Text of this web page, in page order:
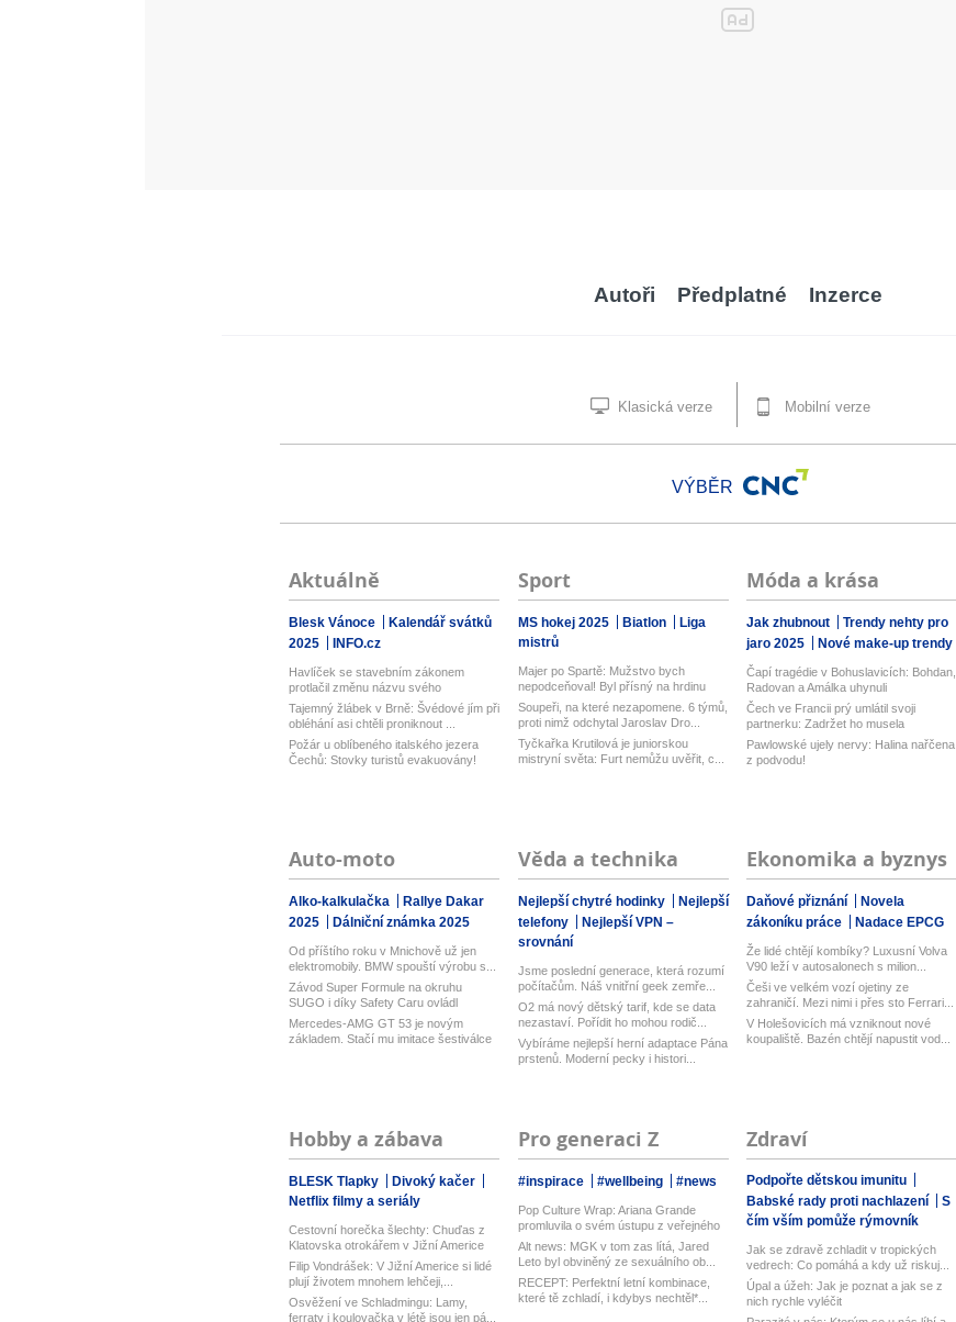
Autoři Předplatné Inzerce
Klasická verze Mobilní verze
VÝBĚR
Aktuálně
Blesk Vánoce
Kalendář svátků
2025
INFO.cz
Havlíček se stavebním zákonem
protlačil změnu názvu svého
ministerstva...
Tajemný žlábek v Brně: Švédové jím při
obléhání asi chtěli proniknout ...
Požár u oblíbeného italského jezera
Čechů: Stovky turistů evakuovány!
Sport
MS hokej 2025 Biatlon
Liga
mistrů
Majer po Spartě: Mužstvo bych
nepodceňoval! Byl přísný na hrdinu
zápas...
Soupeři, na které nezapomene. 6 týmů,
proti nimž odchytal Jaroslav Dro...
Tyčkařka Krutilová je juniorskou
mistryní světa: Furt nemůžu uvěřit, c...
Móda a krása
Jak zhubnout
Trendy nehty pro
jaro 2025
Nové make-up trendy
Čapí tragédie v Bohuslavicích: Bohdan,
Radovan a Amálka uhynuli
Čech ve Francii prý umlátil svoji
partnerku: Zadržet ho musela
zásahov...
Pawlowské ujely nervy: Halina nařčena
z podvodu!
Auto-moto
Alko-kalkulačka
Rallye Dakar
2025
Dálniční známka 2025
Od příštího roku v Mnichově už jen
elektromobily. BMW spouští výrobu s...
Závod Super Formule na okruhu
SUGO i díky Safety Caru ovládl
Fukuzumi....
Mercedes-AMG GT 53 je novým
základem. Stačí mu imitace šestiválce
Věda a technika
Nejlepší chytré hodinky
Nejlepší
telefony
Nejlepší VPN –
srovnání
Jsme poslední generace, která rozumí
počítačům. Náš vnitřní geek zemře...
O2 má nový dětský tarif, kde se data
nezastaví. Pořídit ho mohou rodič...
Vybíráme nejlepší herní adaptace Pána
prstenů. Moderní pecky i histori...
Ekonomika a byznys
Daňové přiznání
Novela
zákoníku práce
Nadace EPCG
Že lidé chtějí kombíky? Luxusní Volva
V90 leží v autosalonech s milion...
Češi ve velkém vozí ojetiny ze
zahraničí. Mezi nimi i přes sto Ferrari...
V Holešovicích má vzniknout nové
koupaliště. Bazén chtějí napustit vod...
Hobby a zábava
BLESK Tlapky
Divoký kačer
Netflix filmy a seriály
Cestovní horečka šlechty: Chuďas z
Klatovska otrokářem v Jižní Americe
Filip Vondrášek: V Jižní Americe si lidé
plují životem mnohem lehčeji,...
Osvěžení ve Schladmingu: Lamy,
ferraty i koulovačka v létě jsou jen pá...
Pro generaci Z
#inspirace #wellbeing #news
Pop Culture Wrap: Ariana Grande
promluvila o svém ústupu z veřejného
ž...
Alt news: MGK v tom zas lítá, Jared
Leto byl obviněný ze sexuálního ob...
RECEPT: Perfektní letní kombinace,
které tě zchladí, i kdybys nechtěl*...
Zdraví
Podpořte dětskou imunitu
Babské rady proti nachlazení
S
čím vším pomůže rýmovník
Jak se zdravě zchladit v tropických
vedrech: Co pomáhá a kdy už riskuj...
Úpal a úžeh: Jak je poznat a jak se z
nich rychle vyléčit